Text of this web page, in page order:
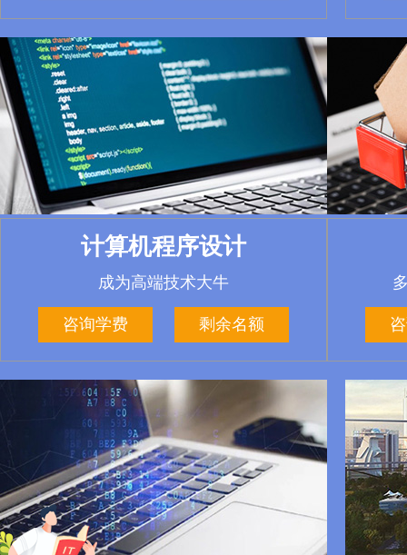
计算机程序设计
成为高端技术大牛
咨询学费 剩余名额
无人机与AI新媒体电商运营
财智时代的吸金专业
咨询学费 剩余名额